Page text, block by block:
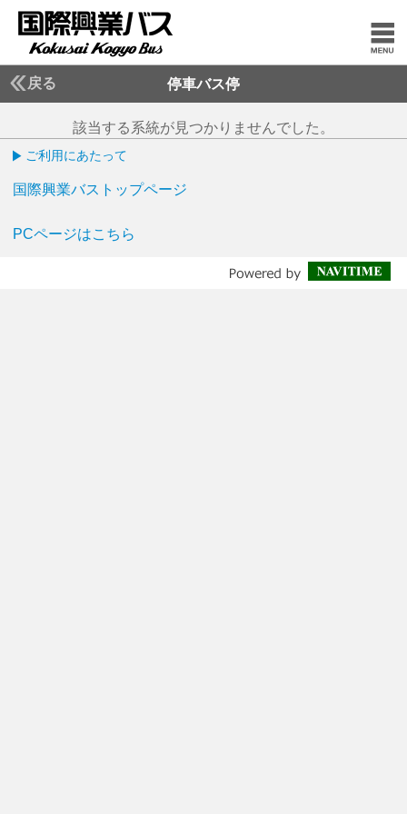
戻る 停車バス停
該当する系統が見つかりませんでした。
ご利用にあたって
国際興業バストップページ
PCページはこちら